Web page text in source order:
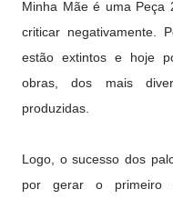
Minha Mãe é uma Peça
criticar negativamente.
estão extintos e hoje
obras, dos mais
produzidas.
Logo, o sucesso dos
por gerar o primeiro